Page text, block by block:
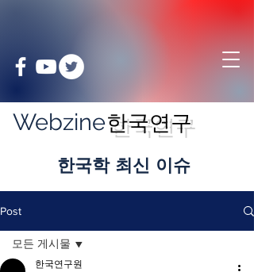
Webzine
​한국학 최신 이슈
한국연구
Post
모든 게시물
한국연구원